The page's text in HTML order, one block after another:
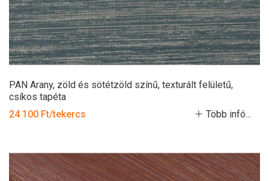
PAN Arany, zöld és sötétzöld színű, texturált felületű,
csíkos tapéta
24 100 Ft/tekercs
Több infó...